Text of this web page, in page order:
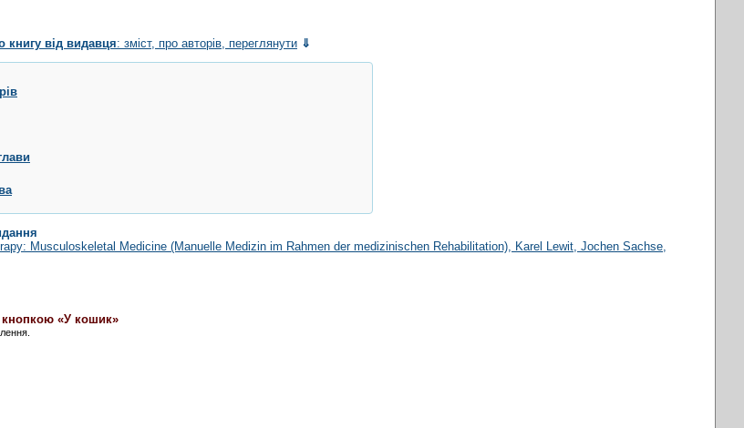
книгу від видавця: зміст, про авторів, переглянути ⇓
Musculoskeletal Medicine (Manuelle Medizin im Rahmen der medizinischen Rehabilitation), Karel Lewit, Jochen Sachse,
кнопкою «У кошик»